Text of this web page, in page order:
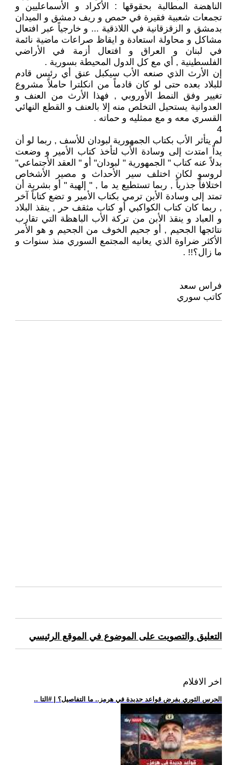
الناهضة المطالبة بحقوقها : الأكراد و الأسماعليين و
تجمعات شعبية فقيرة في حمص و ريف دمشق و الميدان
بدمشق و الزقزقانية في اللاذقية ... و خارجياً عبر افتعال
مشاكل و محاولة استعادة و ايقاظ صراعات ماضية نائمة
في لبنان و العراق و افتعال أزمة في الأراضي
الفلسطينية , أي مع كل الدول المحيطة بسورية .
إن الأرث الذي صنعه الأب سيكبل عنق أي رئيس قادم
للبلاد بعده حتى لو كان قادماً من انكلترا حاملاً مشروع
تغيير وفق النمط الأوروبي , فهذا الأرث من العنف و
العدوانية يستحيل التخلص منه إلا بالعنف و القطع النهائي
القسري معه و مع ممثليه و حماته .
4
لم يتأثر الأب بكتاب الجمهورية لبودان للأسف , ربما لو أن
يداً امتدت إلى وسادة الأب لتأخذ كتاب الأمير و وضعت
بدلاً عنه كتاب " الجمهورية " لبودان" أو " العقد الأجتماعي"
لروسو لكان اختلف سير الأحداث و مصير الأشخاص
اختلافاً جذرياً , ربما تستطيع يد ما , " إلهية " أو بشرية أن
تمتد إلى وسادة الأبن ترمي بكتاب الأمير و تضع كتاباً آخر
, ربما كان كتاب الكواكبي أو كتاب مثقف حر , ينقذ البلاد
و العباد و ينقذ الأبن من تركة الأب الباهظة التي تقارب
نتائجها الجحيم , أو جحيم الخوف من الجحيم و هو الأمر
الأكثر ضراوة الذي يعانيه المجتمع السوري منذ سنوات و
ما زال؟!! .
فراس سعد
كاتب سوري
التعليق والتصويت على الموضوع في الموقع الرئيسي
اخر الافلام
.. الحرس الثوري يفرض قواعد جديدة في هرمز.. ما التفاصيل؟ | #التا